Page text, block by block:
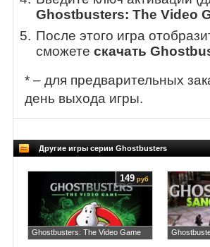
Ghostbusters: The Video
После этого игра
сможете скачать
* – для предварительных
день выхода игры.
Другие игры серии Ghostbusters
Ghostbusters: The Video Game
149 руб